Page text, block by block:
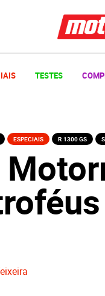
TESTES
ESPECIAIS R 1300 GS